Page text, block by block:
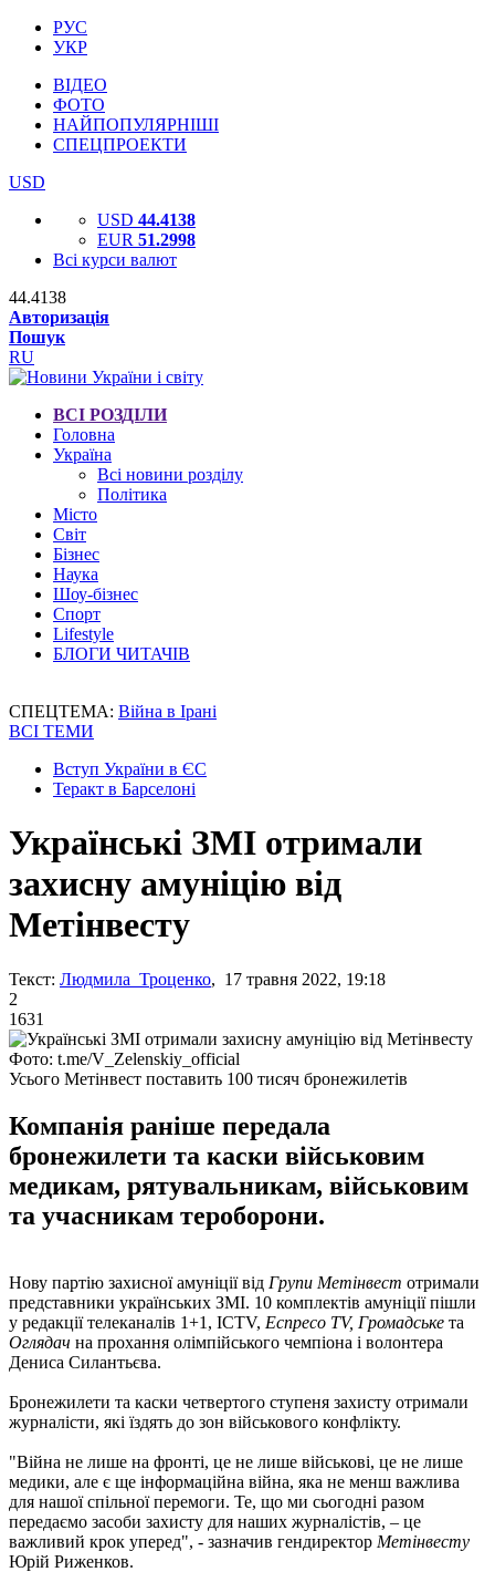
РУС
УКР
ВІДЕО
ФОТО
НАЙПОПУЛЯРНІШІ
СПЕЦПРОЕКТИ
USD
USD 44.4138
EUR 51.2998
Всі курси валют
44.4138
Авторизація
Пошук
RU
ВСІ РОЗДІЛИ
Головна
Україна
Всі новини розділу
Політика
Місто
Світ
Бізнес
Наука
Шоу-бізнес
Спорт
Lifestyle
БЛОГИ ЧИТАЧІВ
СПЕЦТЕМА: Війна в Ірані
ВСІ ТЕМИ
Вступ України в ЄС
Теракт в Барселоні
Українські ЗМІ отримали
захисну амуніцію від
Метінвесту
Текст: Людмила Троценко, 17 травня 2022, 19:18
2
1631
Фото: t.me/V_Zelenskiy_official
Усього Метінвест поставить 100 тисяч бронежилетів
Компанія раніше передала
бронежилети та каски військовим
медикам, рятувальникам, військовим
та учасникам тероборони.
Нову партію захисної амуніції від Групи Метінвест отримали
представники українських ЗМІ. 10 комплектів амуніції пішли
у редакції телеканалів 1+1, ICTV, Еспресо TV, Громадське та
Оглядач на прохання олімпійського чемпіона і волонтера
Дениса Силантьєва.
Бронежилети та каски четвертого ступеня захисту отримали
журналісти, які їздять до зон військового конфлікту.
"Війна не лише на фронті, це не лише військові, це не лише
медики, але є ще інформаційна війна, яка не менш важлива
для нашої спільної перемоги. Те, що ми сьогодні разом
передаємо засоби захисту для наших журналістів, – це
важливий крок уперед", - зазначив гендиректор Метінвесту
Юрій Риженков.